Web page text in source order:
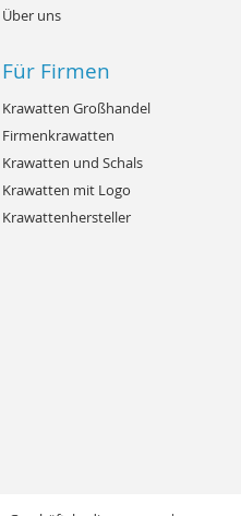
Über uns
Für Firmen
Krawatten Großhandel
Firmenkrawatten
Krawatten und Schals
Krawatten mit Logo
Krawattenhersteller